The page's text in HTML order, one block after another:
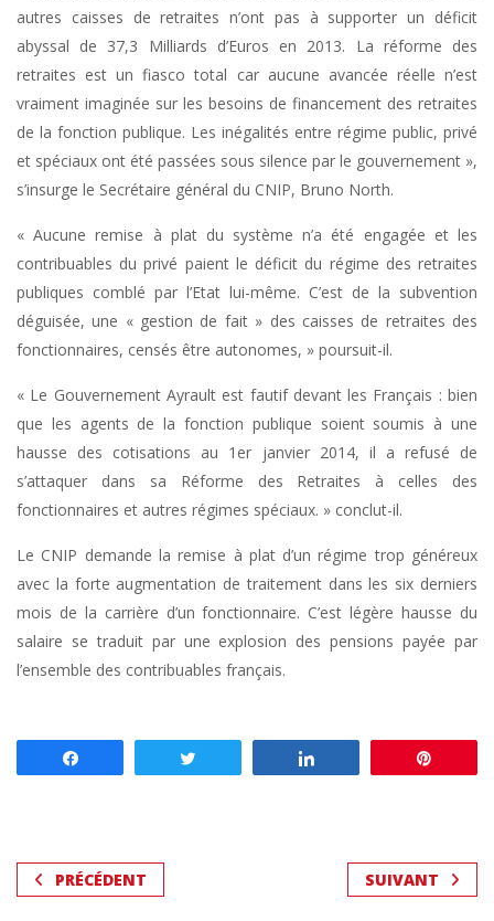
autres caisses de retraites n’ont pas à supporter un déficit
abyssal de 37,3 Milliards d’Euros en 2013. La réforme des
retraites est un fiasco total car aucune avancée réelle n’est
vraiment imaginée sur les besoins de financement des retraites
de la fonction publique. Les inégalités entre régime public, privé
et spéciaux ont été passées sous silence par le gouvernement »,
s’insurge le Secrétaire général du CNIP, Bruno North.
« Aucune remise à plat du système n’a été engagée et les
contribuables du privé paient le déficit du régime des retraites
publiques comblé par l’Etat lui-même. C’est de la subvention
déguisée, une « gestion de fait » des caisses de retraites des
fonctionnaires, censés être autonomes, » poursuit-il.
« Le Gouvernement Ayrault est fautif devant les Français : bien
que les agents de la fonction publique soient soumis à une
hausse des cotisations au 1er janvier 2014, il a refusé de
s’attaquer dans sa Réforme des Retraites à celles des
fonctionnaires et autres régimes spéciaux. » conclut-il.
Le CNIP demande la remise à plat d’un régime trop généreux
avec la forte augmentation de traitement dans les six derniers
mois de la carrière d’un fonctionnaire. C’est légère hausse du
salaire se traduit par une explosion des pensions payée par
l’ensemble des contribuables français.
PRÉCÉDENT SUIVANT